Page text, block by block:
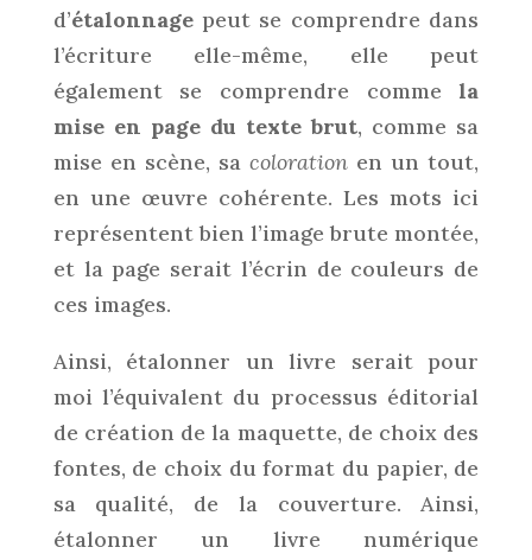
d’étalonnagepeut se comprendre dans
l’écriture elle-même, elle peut
également se comprendre comme la
mise en page du texte brut, comme sa
mise en scène, sacoloration en un tout,
en une œuvre cohérente. Les mots ici
représentent bien l’image brute montée,
et la page serait l’écrin de couleurs de
ces images.
Ainsi, étalonner un livre serait pour
moi l’équivalent du processus éditorial
de création de la maquette, de choix des
fontes, de choix du format du papier, de
sa qualité, de la couverture. Ainsi,
étalonner un livre numérique